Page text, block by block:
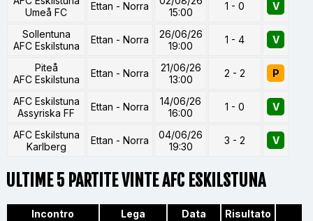
Umeå FC
Ettan - Norra
15:00
1 - 0 V
Sollentuna
AFC Eskilstuna
Ettan - Norra
26/06/26
19:00
1 - 4 V
Piteå
AFC Eskilstuna
Ettan - Norra
21/06/26
13:00
2 - 2 P
AFC Eskilstuna
Assyriska FF
Ettan - Norra
14/06/26
16:00
1 - 0 V
AFC Eskilstuna
Karlberg
Ettan - Norra
04/06/26
19:30
3 - 2 V
ULTIME 5 PARTITE VINTE AFC ESKILSTUNA
Incontro Lega Data
Risultato